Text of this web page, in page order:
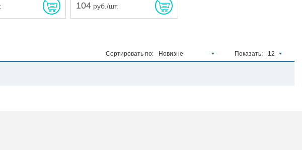
104 руб./шт.
Сортировать по: Новизне Показать: 12